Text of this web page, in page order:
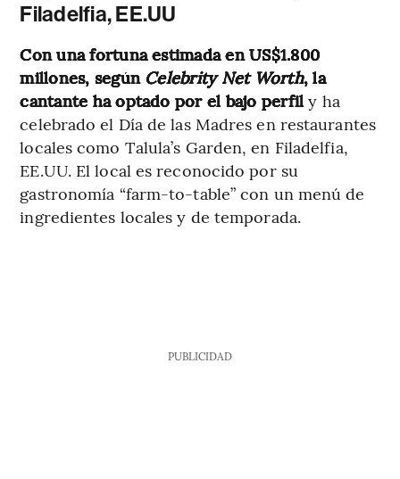
Filadelfia, EE.UU
Con una fortuna estimada en US$1.800
millones, según Celebrity Net Worth, la
cantante ha optado por el bajo perfily ha
celebrado el Día de las Madres en restaurantes
locales como Talula’s Garden, en Filadelfia,
EE.UU. El local es reconocido por su
gastronomía “farm-to-table” con un menú de
ingredientes locales y de temporada.
PUBLICIDAD